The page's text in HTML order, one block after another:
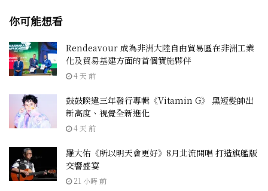
你可能想看
Rendeavour 成為非洲大陸自由貿易區在非洲工業
化及貿易基建方面的首個實施夥伴
4 天 前
鼓鼓睽違三年發行專輯《Vitamin G》 黑短髮帥出
新高度、視覺全新進化
4 天 前
羅大佑《所以明天會更好》8月北流開唱 打造旗艦版
交響盛宴
21 小時 前